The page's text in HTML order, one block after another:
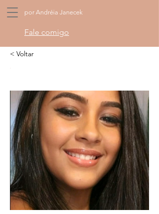
por Andréia Janecek
Fale comigo
< Voltar